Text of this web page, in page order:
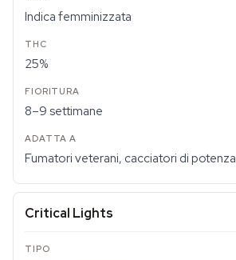
Indica femminizzata
25%
8–9 settimane
Fumatori veterani, cacciatori di potenza
Critical Lights